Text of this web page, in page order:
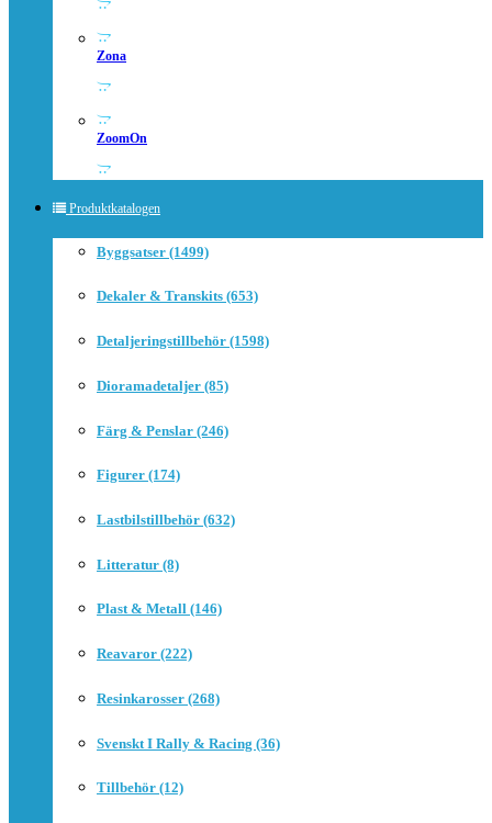
Zona
ZoomOn
Produktkatalogen
Byggsatser (1499)
Dekaler & Transkits (653)
Detaljeringstillbehör (1598)
Dioramadetaljer (85)
Färg & Penslar (246)
Figurer (174)
Lastbilstillbehör (632)
Litteratur (8)
Plast & Metall (146)
Reavaror (222)
Resinkarosser (268)
Svenskt I Rally & Racing (36)
Tillbehör (12)